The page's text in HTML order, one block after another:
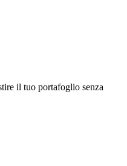
il tuo portafoglio senza